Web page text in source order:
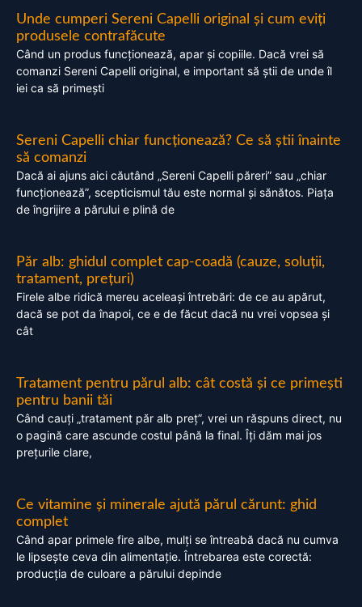
Unde cumperi Sereni Capelli original și cum eviți
produsele contrafăcute
Când un produs funcționează, apar și copiile. Dacă vrei să
comanzi Sereni Capelli original, e important să știi de unde îl
iei ca să primești
Sereni Capelli chiar funcționează? Ce să știi înainte
să comanzi
Dacă ai ajuns aici căutând „Sereni Capelli păreri” sau „chiar
funcționează”, scepticismul tău este normal și sănătos. Piața
de îngrijire a părului e plină de
Păr alb: ghidul complet cap-coadă (cauze, soluții,
tratament, prețuri)
Firele albe ridică mereu aceleași întrebări: de ce au apărut,
dacă se pot da înapoi, ce e de făcut dacă nu vrei vopsea și
cât
Tratament pentru părul alb: cât costă și ce primești
pentru banii tăi
Când cauți „tratament păr alb preț”, vrei un răspuns direct, nu
o pagină care ascunde costul până la final. Îți dăm mai jos
prețurile clare,
Ce vitamine și minerale ajută părul cărunt: ghid
complet
Când apar primele fire albe, mulți se întreabă dacă nu cumva
le lipsește ceva din alimentație. Întrebarea este corectă:
producția de culoare a părului depinde